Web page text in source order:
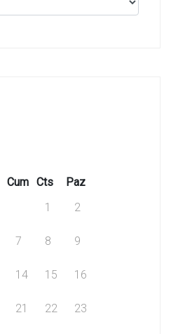
Cum Cts
Paz
1
2
7 8 9
14 15 16
21 22 23